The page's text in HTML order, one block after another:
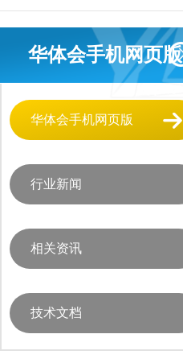
华体会手机网页版
华体会手机网页版
行业新闻
相关资讯
技术文档